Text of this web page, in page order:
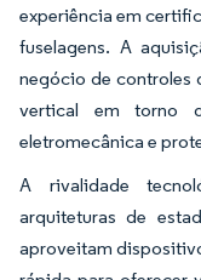
experiência em
fuselagens. A
negócio de controles
vertical em torno
eletromecânica e
A rivalidade
arquiteturas de
aproveitam